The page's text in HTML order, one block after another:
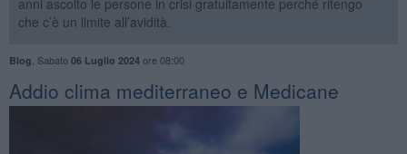
che c’è un limite all’avidità.
Blog Sabato 06 Luglio 2024ore 08:00
Addio clima mediterraneo e Medicane